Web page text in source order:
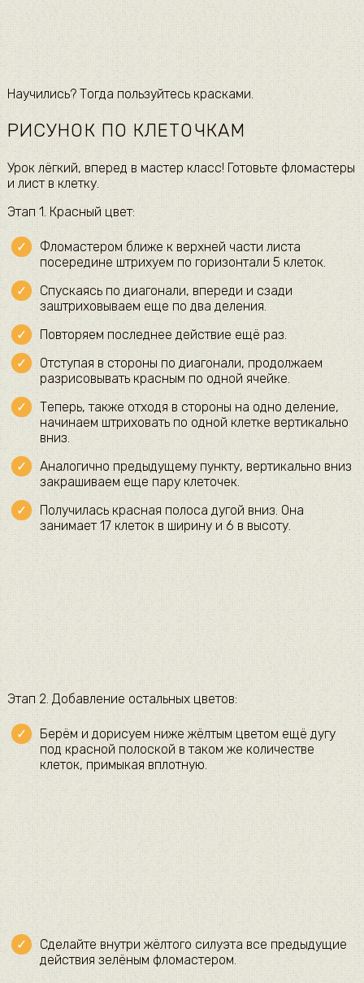
Научились? Тогда пользуйтесь красками.
РИСУНОК ПО КЛЕТОЧКАМ
Урок лёгкий, вперед в мастер класс! Готовьте фломастеры
и лист в клетку.
Этап 1. Красный цвет:
Фломастером ближе к верхней части листа
посередине штрихуем по горизонтали 5 клеток.
Спускаясь по диагонали, впереди и сзади
заштриховываем еще по два деления.
Повторяем последнее действие ещё раз.
Отступая в стороны по диагонали, продолжаем
разрисовывать красным по одной ячейке.
Теперь, также отходя в стороны на одно деление,
начинаем штриховать по одной клетке вертикально
вниз.
Аналогично предыдущему пункту, вертикально вниз
закрашиваем еще пару клеточек.
Получилась красная полоса дугой вниз. Она
занимает 17 клеток в ширину и 6 в высоту.
Этап 2. Добавление остальных цветов:
Берём и дорисуем ниже жёлтым цветом ещё дугу
под красной полоской в таком же количестве
клеток, примыкая вплотную.
Сделайте внутри жёлтого силуэта все предыдущие
действия зелёным фломастером.